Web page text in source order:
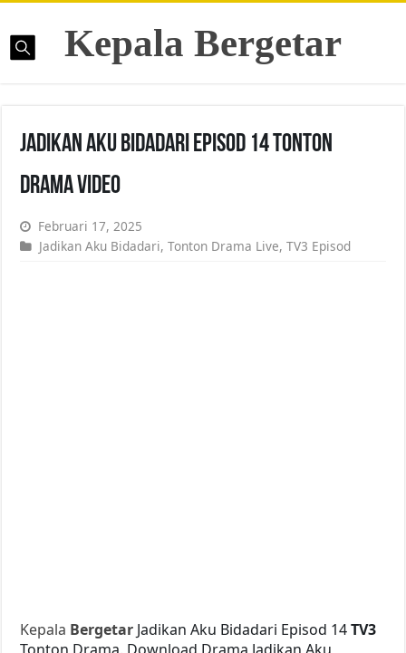
Kepala Bergetar
Jadikan Aku Bidadari Episod 14 Tonton
Drama Video
Februari 17, 2025
Jadikan Aku Bidadari,Tonton Drama Live,TV3 Episod
Kepala Bergetar Jadikan Aku Bidadari Episod 14TV3